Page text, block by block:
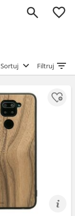
0
Sortuj Filtruj